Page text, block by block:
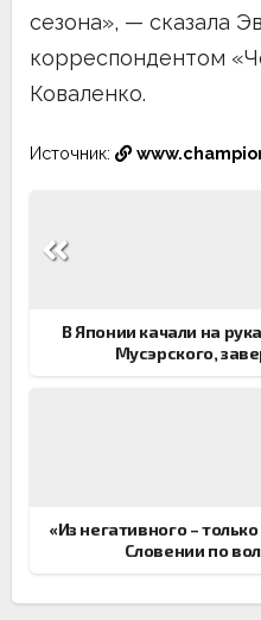
сезона», — сказала
корреспондентом
Коваленко.
Источник:
по
В Японии качали на
Мусэрского,
«Из негативного –
Словении по